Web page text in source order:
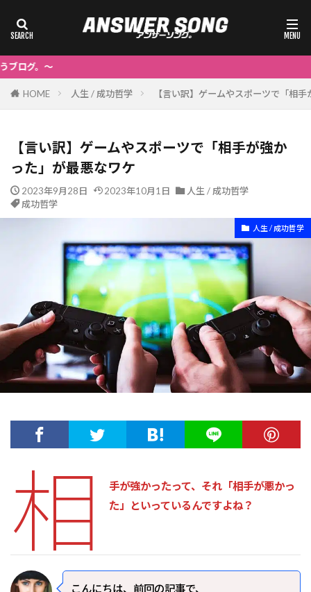
HOME 人生 / 成功哲学 【言い訳】ゲームやスポーツで「相
【言い訳】ゲームやスポーツで「相手が強か
った」が最悪なワケ
2023年9月28日 2023年10月1日
人生 / 成功哲学
成功哲学
人生 / 成功哲学
相
手が強かったって、それ「相手が悪かっ
た」といっているんですよね？
こんにちは、前回の記事で、